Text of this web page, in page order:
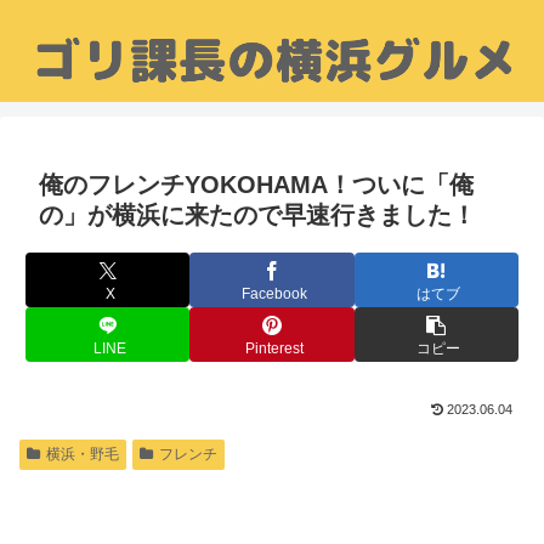
俺のフレンチYOKOHAMA！ついに「俺
の」が横浜に来たので早速行きました！
X Facebook はてブ
LINE Pinterest コピー
2023.06.04
横浜・野毛 フレンチ